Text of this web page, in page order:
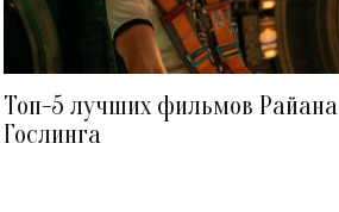
Топ-5 лучших фильмов Райана
Гослинга